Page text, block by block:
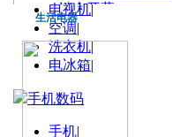
电视机|
空调|
洗衣机|
电冰箱|
手机数码
手机|
销会开幕
母亲节送什么?来家
电城看
店庆2周年，全场小
长虹液晶电视促销
生活电器